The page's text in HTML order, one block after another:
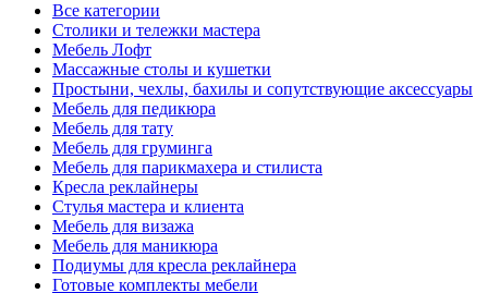
Все категории
Столики и тележки мастера
Мебель Лофт
Массажные столы и кушетки
Простыни, чехлы, бахилы и сопутствующие аксессуары
Мебель для педикюра
Мебель для тату
Мебель для груминга
Мебель для парикмахера и стилиста
Кресла реклайнеры
Стулья мастера и клиента
Мебель для визажа
Мебель для маникюра
Подиумы для кресла реклайнера
Готовые комплекты мебели